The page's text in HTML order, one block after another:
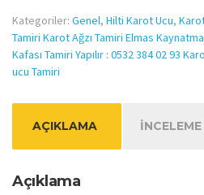
Kategoriler: Genel, Hilti Karot Ucu,
Tamiri Karot Ağzı Tamiri Elmas
Kafası Tamiri Yapılır : 0532 384 02 93
ucu Tamiri
AÇIKLAMA
Açıklama